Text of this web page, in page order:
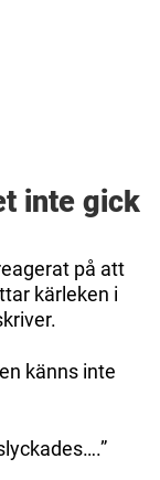
inte gick
på att
kärleken i
känns inte